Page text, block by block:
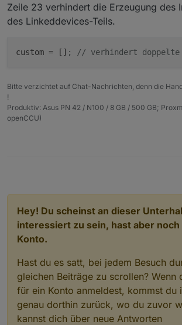
        "string_prefix": "",
      }
"id": "linux-
      "read": "val ? 1 : 0"
    }
  "native": {},
"from":
Zeile 23 verhindert die Erzeugung des
des Linkeddevices-Teils.
custom = [] ; // verhindert
Bitte verzichtet auf Chat-Nachrichten, denn die
!
Produktiv: Asus PN 42 / N100 / 8 GB / 500 GB;
openCCU)
Hey! Du scheinst an dieser
interessiert zu sein, hast aber noch
Konto.
Hast du es satt, bei jedem Besuch
gleichen Beiträge zu scrollen? Wenn
für ein Konto anmeldest, kommst du
genau dorthin zurück, wo du zuvor
kannst dich über neue Antworten